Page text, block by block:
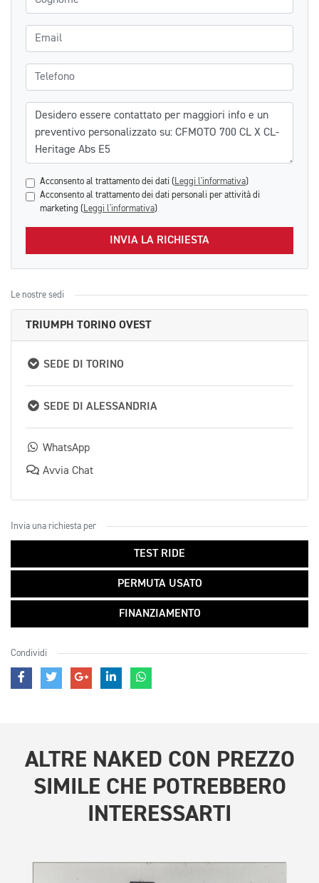
Email
Telefono
Messaggio
Acconsento al trattamento dei dati ( Leggi l'informativa)
Acconsento al trattamento dei dati personali per attività di
marketing ( Leggi l'informativa)
INVIA LA RICHIESTA
Le nostre sedi
TRIUMPH TORINO OVEST
SEDE DI TORINO
SEDE DI ALESSANDRIA
WhatsApp
Avvia Chat
Invia una richiesta per
TEST RIDE
PERMUTA USATO
FINANZIAMENTO
Condividi
ALTRE NAKED CON PREZZO
SIMILE CHE POTREBBERO
INTERESSARTI